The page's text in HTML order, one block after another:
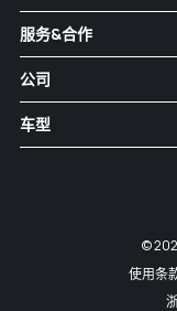
车型
服务&合作
公司
©
使用条